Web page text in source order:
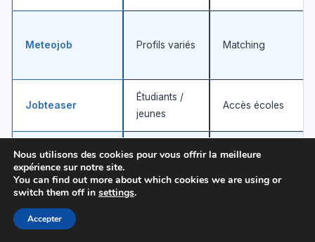
Meteojob Profils variés Matching
Jobteaser
Étudiants /
jeunes
Accès écoles
ChooseYourBoss Confidentialité
LesJeudis
Nous utilisons des cookies pour vous offrir la meilleure
expérience sur notre site.
You can find out more about which cookies we are using or
switch them off in settings.
Accepter